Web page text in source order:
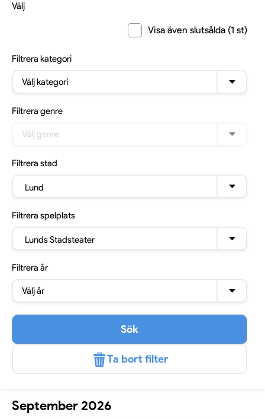
Välj
Visa även slutsålda (1 st)
Filtrera kategori
Välj kategori
Filtrera genre
Välj genre
Filtrera stad
Lund
Filtrera spelplats
Lunds Stadsteater
Filtrera år
Välj år
Sök
Ta bort filter
September 2026